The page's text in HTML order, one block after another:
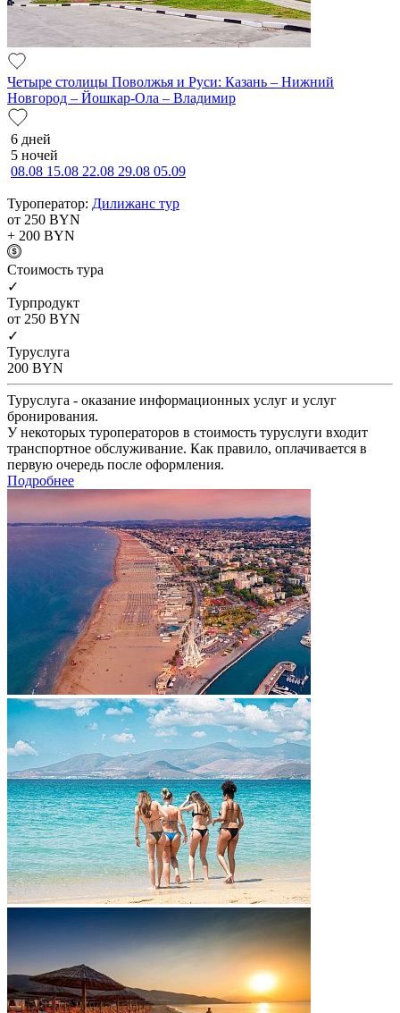
Четыре столицы Поволжья и Руси: Казань – Нижний
Новгород – Йошкар-Ола – Владимир
6 дней
5 ночей
08.08 15.08 22.08 29.08 05.09
Туроператор: Дилижанс тур
от 250 BYN
+ 200 BYN
Cтоимость тура
✓
Турпродукт
от 250 BYN
✓
Туруслуга
200 BYN
Туруслуга - оказание информационных услуг и услуг
бронирования.
У некоторых туроператоров в стоимость туруслуги входит
транспортное обслуживание. Как правило, оплачивается в
первую очередь после оформления.
Подробнее